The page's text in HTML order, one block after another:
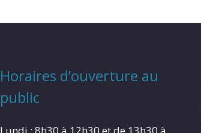
Horaires d’ouverture au
public